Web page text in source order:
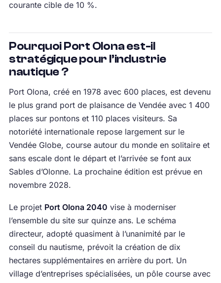
courante cible de 10 %.
Pourquoi Port Olona est-il
stratégique pour l’industrie
nautique ?
Port Olona, créé en 1978 avec 600 places, est devenu
le plus grand port de plaisance de Vendée avec 1 400
places sur pontons et 110 places visiteurs. Sa
notoriété internationale repose largement sur le
Vendée Globe, course autour du monde en solitaire et
sans escale dont le départ et l’arrivée se font aux
Sables d’Olonne. La prochaine édition est prévue en
novembre 2028.
Le projet Port Olona 2040 vise à moderniser
l’ensemble du site sur quinze ans. Le schéma
directeur, adopté quasiment à l’unanimité par le
conseil du nautisme, prévoit la création de dix
hectares supplémentaires en arrière du port. Un
village d’entreprises spécialisées, un pôle course avec